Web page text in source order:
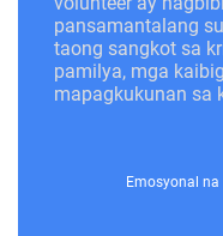
pansamantalang
taong sangkot sa
pamilya, mga
mapagkukunan sa
Emosyonal na